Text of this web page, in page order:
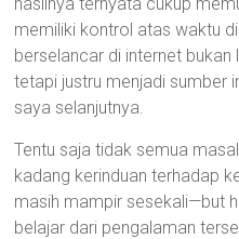
memiliki kontrol atas waktu
berselancar di internet bukan
tetapi justru menjadi sumber
saya selanjutnya.
Tentu saja tidak semua
kadang kerinduan terhadap
masih mampir sesekali—but
belajar dari pengalaman